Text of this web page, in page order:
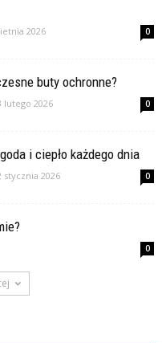
2026 0
buty ochronne?
lutego 2026 0
i ciepło każdego dnia
stycznia 2026 0
0